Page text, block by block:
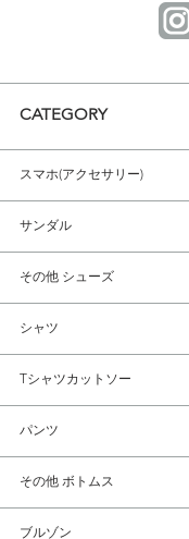
CATEGORY
スマホ(アクセサリー)
サンダル
その他 シューズ
シャツ
Tシャツカットソー
パンツ
その他 ボトムス
ブルゾン